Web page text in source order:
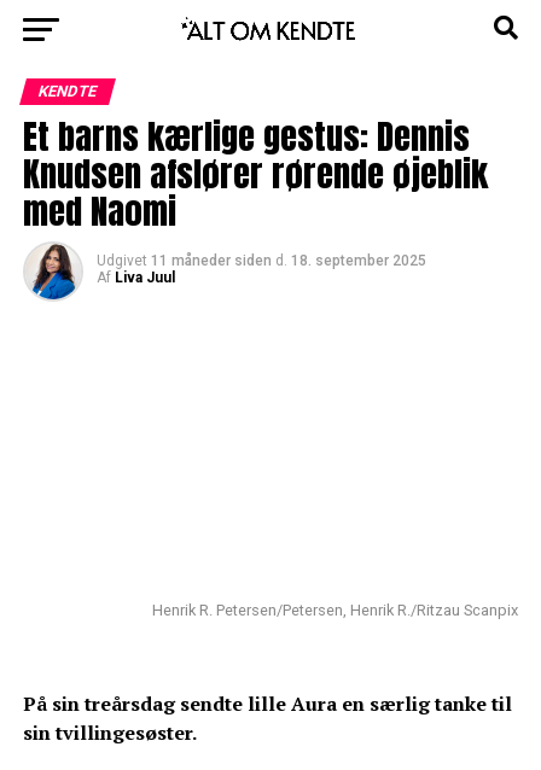
KENDTE
Et barns kærlige gestus: Dennis
Knudsen afslører rørende øjeblik
med Naomi
Udgivet 11 måneder siden d. 18. september 2025
Af Liva Juul
Henrik R. Petersen/Petersen, Henrik R./Ritzau Scanpix
På sin treårsdag sendte lille Aura en særlig tanke til
sin tvillingesøster.